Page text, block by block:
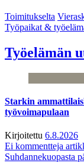
Toimitukselta
Työpaikat &
Työelämän
Starkin
työvoimapulaan
Kirjoitettu 6.8.2026
Ei kommentteja
Suhdannekuopasta